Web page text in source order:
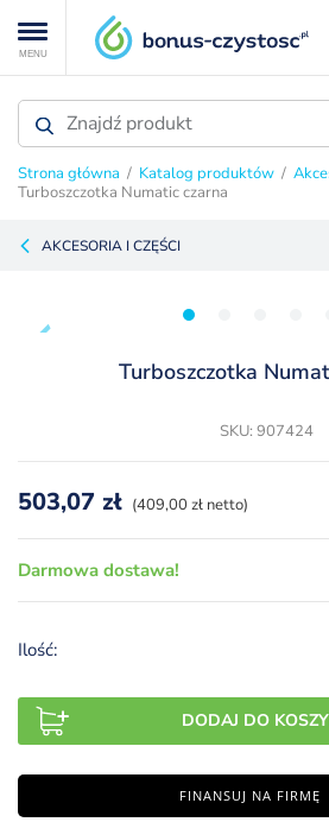
MENU
Strona główna / Katalog produktów /
Turboszczotka Numatic czarna
AKCESORIA I CZĘŚCI
Turboszczotka
SKU: 907424
503,07 zł (409,00 zł netto)
Darmowa dostawa!
Ilość:
DODAJ DO
FINANSUJ NA FIRMĘ